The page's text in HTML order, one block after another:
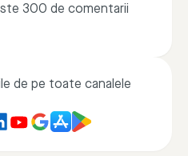
300 de comentarii
de pe toate canalele